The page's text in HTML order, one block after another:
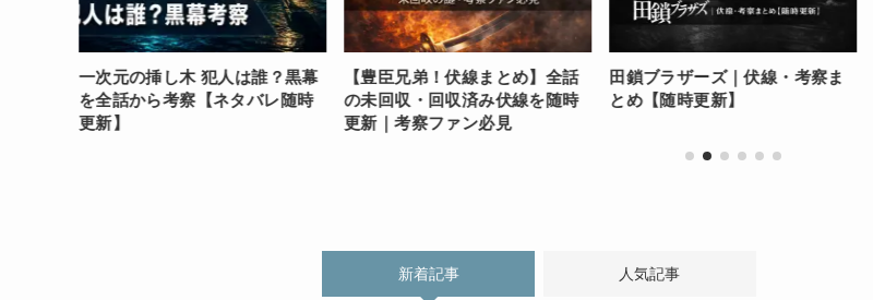
一次元の挿し木 犯人は誰？黒幕
を全話から考察【ネタバレ随時
更新】
【豊臣兄弟！伏線まとめ】全話
の未回収・回収済み伏線を随時
更新｜考察ファン必見
田鎖ブラザーズ｜伏線・考察ま
とめ【随時更新】
新着記事 人気記事